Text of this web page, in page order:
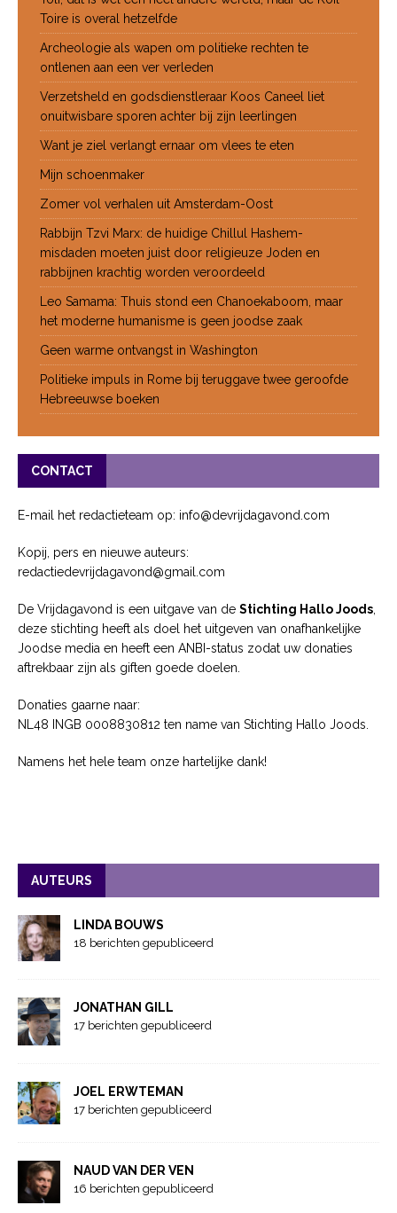
Toire is overal hetzelfde
Archeologie als wapen om politieke rechten te
ontlenen aan een ver verleden
Verzetsheld en godsdienstleraar Koos Caneel liet
onuitwisbare sporen achter bij zijn leerlingen
Want je ziel verlangt ernaar om vlees te eten
Mijn schoenmaker
Zomer vol verhalen uit Amsterdam-Oost
Rabbijn Tzvi Marx: de huidige Chillul Hashem-
misdaden moeten juist door religieuze Joden en
rabbijnen krachtig worden veroordeeld
Leo Samama: Thuis stond een Chanoekaboom, maar
het moderne humanisme is geen joodse zaak
Geen warme ontvangst in Washington
Politieke impuls in Rome bij teruggave twee geroofde
Hebreeuwse boeken
CONTACT
E-mail het redactieteam op: info@devrijdagavond.com
Kopij, pers en nieuwe auteurs:
redactiedevrijdagavond@gmail.com
De Vrijdagavond is een uitgave van de Stichting Hallo Joods,
deze stichting heeft als doel het uitgeven van onafhankelijke
Joodse media en heeft een ANBI-status zodat uw donaties
aftrekbaar zijn als giften goede doelen.
Donaties gaarne naar:
NL48 INGB 0008830812 ten name van Stichting Hallo Joods.
Namens het hele team onze hartelijke dank!
AUTEURS
LINDA BOUWS
18 berichten gepubliceerd
JONATHAN GILL
17 berichten gepubliceerd
JOEL ERWTEMAN
17 berichten gepubliceerd
NAUD VAN DER VEN
16 berichten gepubliceerd